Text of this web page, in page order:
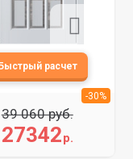
27342р.
39 060 руб.
-30%